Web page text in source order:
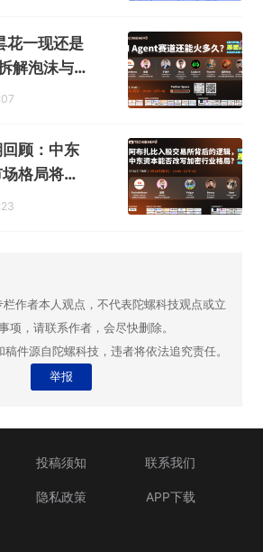
一现还是
解泡沫与
顾：中东
格局将如
作者本人观点，不代表陀螺科技观点或立
项，请联系作者，会尽快删除。
件源自陀螺科技，违者将依法追究责任。
举报
投稿须知 联系我们
隐私政策 APP下载